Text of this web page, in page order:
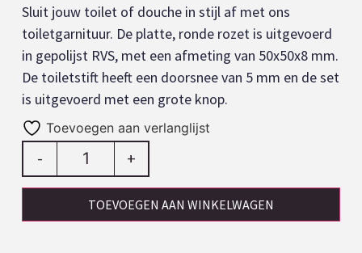
Sluit jouw toilet of douche in stijl af met ons
toiletgarnituur. De platte, ronde rozet is uitgevoerd
in gepolijst RVS, met een afmeting van 50x50x8 mm.
De toiletstift heeft een doorsnee van 5 mm en de set
is uitgevoerd met een grote knop.
Toevoegen aan verlanglijst
- +
TOEVOEGEN AAN WINKELWAGEN